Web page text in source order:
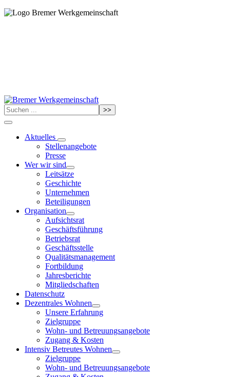
>>
Aktuelles
Stellenangebote
Presse
Wer wir sind
Leitsätze
Geschichte
Unternehmen
Beteiligungen
Organisation
Aufsichtsrat
Geschäftsführung
Betriebsrat
Geschäftsstelle
Qualitätsmanagement
Fortbildung
Jahresberichte
Mitgliedschaften
Datenschutz
Dezentrales Wohnen
Unsere Erfahrung
Zielgruppe
Wohn- und Betreuungsangebote
Zugang & Kosten
Intensiv Betreutes Wohnen
Zielgruppe
Wohn- und Betreuungsangebote